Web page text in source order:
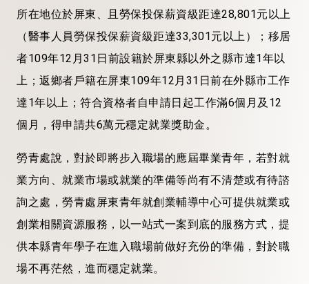
所在地位於屏東、且勞保投保薪資級距達28,801元以上
（醫事人員勞保投保薪資級距達33,301元以上）；移居
者109年12月31日前設籍於屏東縣以外之縣市達1年以
上；返鄉者戶籍在屏東109年12月31日前在外縣市工作
達1年以上；符合資格者自申請日起工作滿6個月及12
個月，得申請共6萬元穩定就業獎助金。
勞青處說，對於即將步入職場的應屆畢業青年，若對就
業方向、就業市場或就業的準備等尚有不清楚或有待諮
詢之處，勞青處屏東青年就創業輔導中心可提供就業或
創業相關資源服務，以一站式一案到底的服務方式，提
供本縣青年學子在進入職場前做好充份的準備，對於職
場不再茫然，進而穩定就業。